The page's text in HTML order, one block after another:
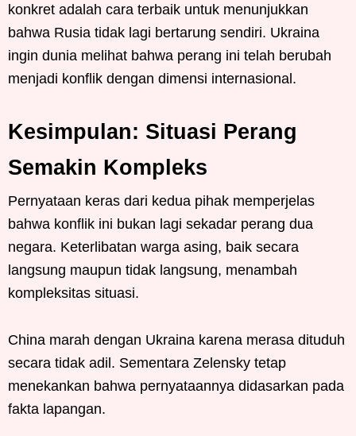
konkret adalah cara terbaik untuk menunjukkan
bahwa Rusia tidak lagi bertarung sendiri. Ukraina
ingin dunia melihat bahwa perang ini telah berubah
menjadi konflik dengan dimensi internasional.
Kesimpulan: Situasi Perang
Semakin Kompleks
Pernyataan keras dari kedua pihak memperjelas
bahwa konflik ini bukan lagi sekadar perang dua
negara. Keterlibatan warga asing, baik secara
langsung maupun tidak langsung, menambah
kompleksitas situasi.
China marah dengan Ukraina karena merasa dituduh
secara tidak adil. Sementara Zelensky tetap
menekankan bahwa pernyataannya didasarkan pada
fakta lapangan.